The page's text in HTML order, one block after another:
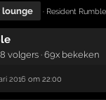
lounge · Resident Rumble
8 volgers · 69x bekeken
2016 om 22:00